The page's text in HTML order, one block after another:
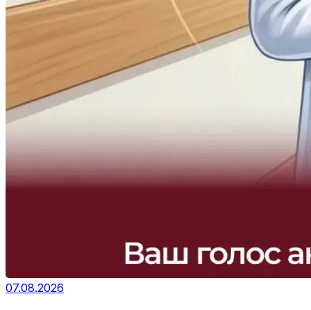
07.08.2026